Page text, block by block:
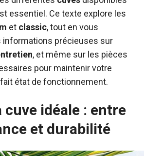
essentiel. Ce texte explore les
et classic, tout en vous
précieuses sur
, et même sur les pièces
pour maintenir votre
état de fonctionnement.
cuve idéale : entre
et durabilité